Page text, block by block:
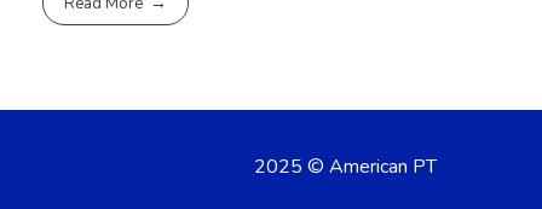
2025 © American PT